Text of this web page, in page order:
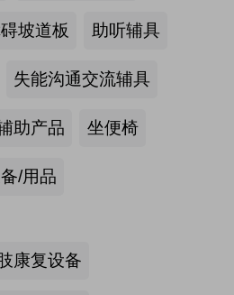
坡道板 助听辅具
失能沟通交流辅具
助产品 坐便椅
/用品
康复设备
2026-07-13
发日常 虹桥镇持续推进老年
区建设工作
养 · 智建绿康——中国医养融